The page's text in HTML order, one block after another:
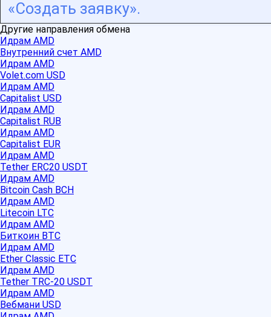
«Создать заявку».
Другие направления обмена
Идрам AMD
Внутренний счет AMD
Идрам AMD
Volet.com USD
Идрам AMD
Capitalist USD
Идрам AMD
Capitalist RUB
Идрам AMD
Capitalist EUR
Идрам AMD
Tether ERC20 USDT
Идрам AMD
Bitcoin Cash BCH
Идрам AMD
Litecoin LTC
Идрам AMD
Биткоин BTC
Идрам AMD
Ether Classic ETC
Идрам AMD
Tether TRC-20 USDT
Идрам AMD
Вебмани USD